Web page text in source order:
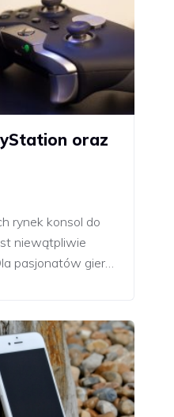
oraz
rynek konsol do
niewątpliwie
pasjonatów gier…